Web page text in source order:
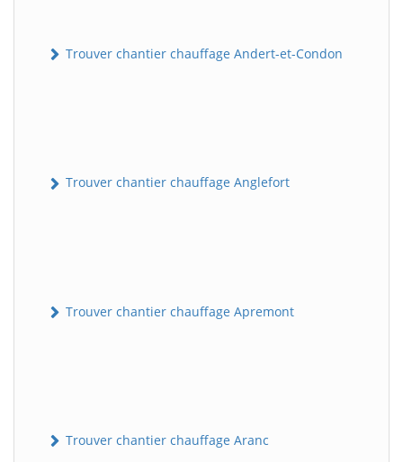
Trouver chantier chauffage Andert-et-Condon
Trouver chantier chauffage Anglefort
Trouver chantier chauffage Apremont
Trouver chantier chauffage Aranc